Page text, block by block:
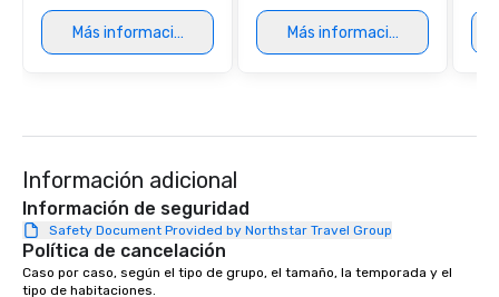
Más información Más información
Información adicional
Información de seguridad
Safety Document Provided by Northstar Travel Group
Política de cancelación
Caso por caso, según el tipo de grupo, el tamaño, la temporada y el
tipo de habitaciones.